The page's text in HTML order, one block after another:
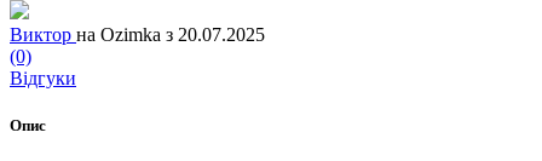
Виктор на Ozimka з 20.07.2025
(0)
Відгуки
Опис